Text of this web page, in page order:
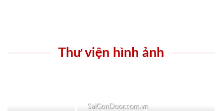
Thư viện hình ảnh
SaiGonDoor.com.vn